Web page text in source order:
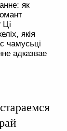
як
Ці
якія
чамусьці
адказвае